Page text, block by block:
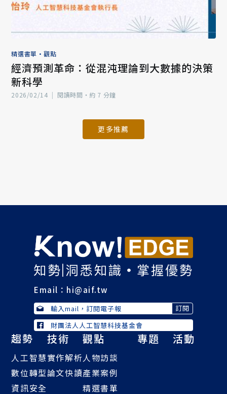
精選書單 •觀點
經濟預測革命：從混沌理論到大數據的決策
新科學
2026/02/14 | 閱讀時間‧約 7 分鐘
更多推薦
Email： hi@aif.tw
財團法人人工智慧科技基金會
趨勢
人工智慧
數位轉型
資訊安全
技術
實作解析
論文快讀
觀點
人物訪談
產業案例
精選書單
專題 活動